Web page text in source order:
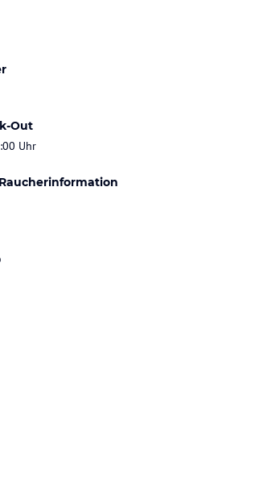
Out
Uhr